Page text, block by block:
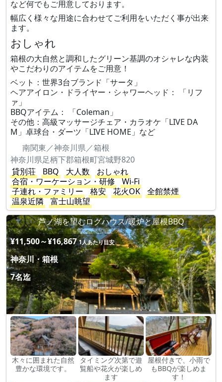
など何でもご用意しております。
幅広く様々な用途に合わせてご利用をいただく事が出来
ます。
おしゃれ
箱根の大自然と調和したグリーン基調のオシャレな内装
やこだわりのアイテムをご用意！
ベット：世界3台ブランド「サータ」
ヘアアイロン・ドライヤー・シャワーヘッド： 「リフ
ァ」
BBQアイテム： 「Coleman」
その他：高級マッサージチェア・カラオケ「LIVE DA
M」卓球台・ダーツ「LIVE HOME」など
南関東／神奈川県／箱根
神奈川県足柄下郡箱根町宮城野820
貸別荘
BBQ 大人数
おしゃれ
合宿・ワーケーション・研修
Wi-Fi
子連れ・ファミリー
格安 花火OK
全館禁煙
温泉近隣
富士山眺望
芦ノ湖を望むログハウス/暖炉と屋根BBQ
¥11,500～¥16,867 1人あたり目安
神奈川・箱根
7名迄
木々に囲まれた自然
豊かな環境です。
タイミング次第で遊
覧船や花火が楽しめ
ます
屋根付きで、小雨で
もBBQが楽しめま
す！